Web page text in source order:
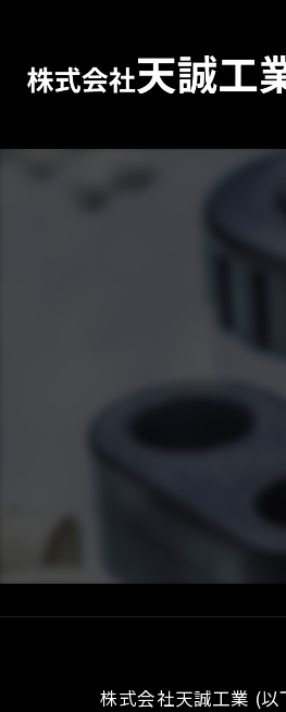
株式会社天誠工業 (